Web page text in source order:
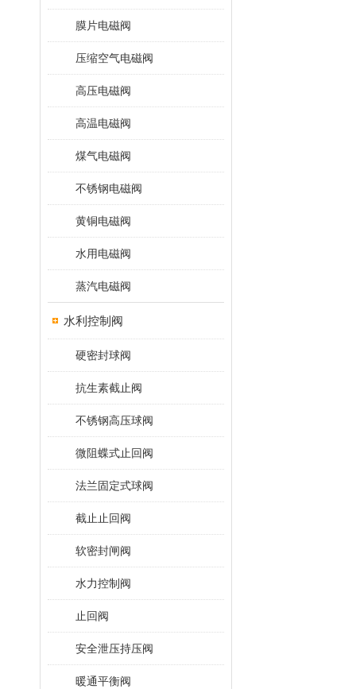
膜片电磁阀
压缩空气电磁阀
高压电磁阀
高温电磁阀
煤气电磁阀
不锈钢电磁阀
黄铜电磁阀
水用电磁阀
蒸汽电磁阀
水利控制阀
硬密封球阀
抗生素截止阀
不锈钢高压球阀
微阻蝶式止回阀
法兰固定式球阀
截止止回阀
软密封闸阀
水力控制阀
止回阀
安全泄压持压阀
暖通平衡阀